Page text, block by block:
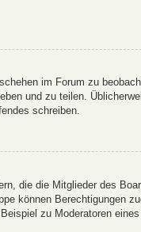
im Forum zu
und zu teilen.
schreiben.
die die Mitglieder des
können Berechtigungen
zu Moderatoren